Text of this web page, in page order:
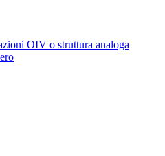
OIV o struttura analoga